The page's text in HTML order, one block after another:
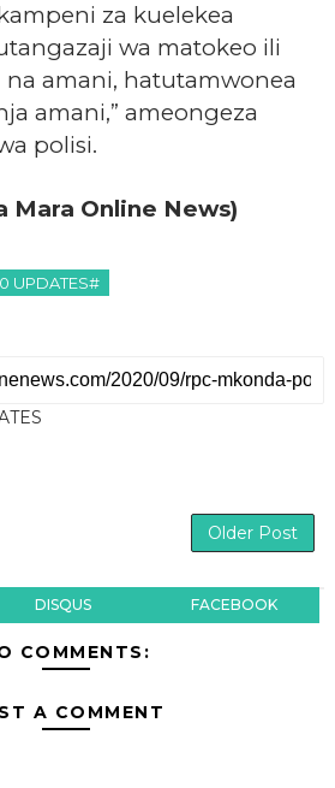
za kuelekea
wa matokeo ili
amani, hatutamwonea
amani,” ameongeza
polisi.
Mara Online News)
UPDATES#
Older Post
DISQUS FACEBOOK
COMMENTS:
A COMMENT